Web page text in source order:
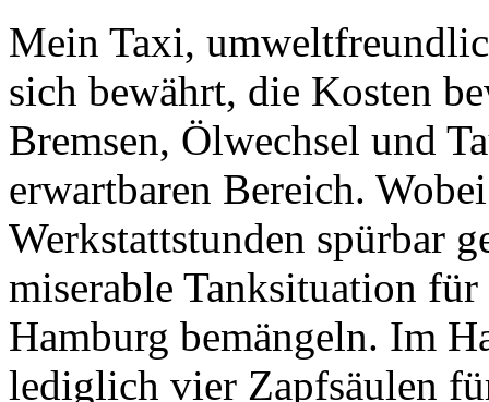
Mein Taxi,
sich bewährt, die Kosten
Bremsen, Ölwechsel und
erwartbaren Bereich.
Werkstattstunden spürbar
miserable Tanksituation
Hamburg bemängeln. Im
lediglich vier Zapfsäulen